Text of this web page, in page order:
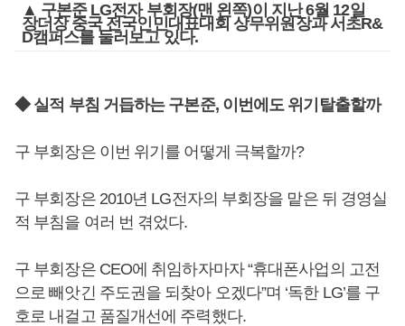
▲ 구본준 LG전자 부회장(맨 왼쪽)이 지난 6월 12일
장더장 중국 전국인민대표대회 상무위원장과 서초R&
D캠퍼스를 둘러보고 있다.
◆ 실적 부침 거듭하는 구본준, 이번에도 위기탈출할까
구 부회장은 이번 위기를 어떻게 극복할까?
구 부회장은 2010년 LG전자의 부회장을 맡은 뒤 경영실
적 부침을 여러 번 겪었다.
구 부회장은 CEO에 취임하자마자 “휴대폰사업의 고전
으로 빼앗긴 주도권을 되찾아 오겠다”며 ‘독한 LG’를 구
호로 내걸고 품질개선에 주력했다.